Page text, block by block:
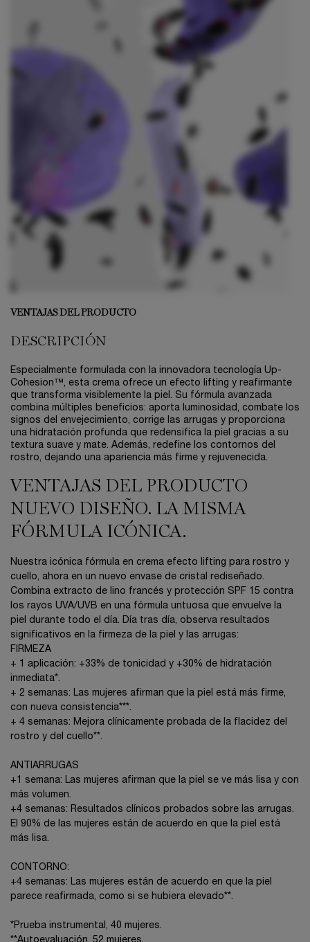
VENTAJAS DEL PRODUCTO
DESCRIPCIÓN
Especialmente formulada con la innovadora tecnología Up-
Cohesion™, esta crema ofrece un efecto lifting y reafirmante
que transforma visiblemente la piel. Su fórmula avanzada
combina múltiples beneficios: aporta luminosidad, combate los
signos del envejecimiento, corrige las arrugas y proporciona
una hidratación profunda que redensifica la piel gracias a su
textura suave y mate. Además, redefine los contornos del
rostro, dejando una apariencia más firme y rejuvenecida.
VENTAJAS DEL PRODUCTO
NUEVO DISEÑO. LA MISMA
FÓRMULA ICÓNICA.
Nuestra icónica fórmula en crema efecto lifting para rostro y
cuello, ahora en un nuevo envase de cristal rediseñado.
Combina extracto de lino francés y protección SPF 15 contra
los rayos UVA/UVB en una fórmula untuosa que envuelve la
piel durante todo el día. Día tras día, observa resultados
significativos en la firmeza de la piel y las arrugas:
FIRMEZA
+ 1 aplicación: +33% de tonicidad y +30% de hidratación
inmediata*.
+ 2 semanas: Las mujeres afirman que la piel está más firme,
con nueva consistencia***.
+ 4 semanas: Mejora clínicamente probada de la flacidez del
rostro y del cuello**.
ANTIARRUGAS
+1 semana: Las mujeres afirman que la piel se ve más lisa y con
más volumen.
+4 semanas: Resultados clínicos probados sobre las arrugas.
El 90% de las mujeres están de acuerdo en que la piel está
más lisa.
CONTORNO:
+4 semanas: Las mujeres están de acuerdo en que la piel
parece reafirmada, como si se hubiera elevado**.
*Prueba instrumental, 40 mujeres.